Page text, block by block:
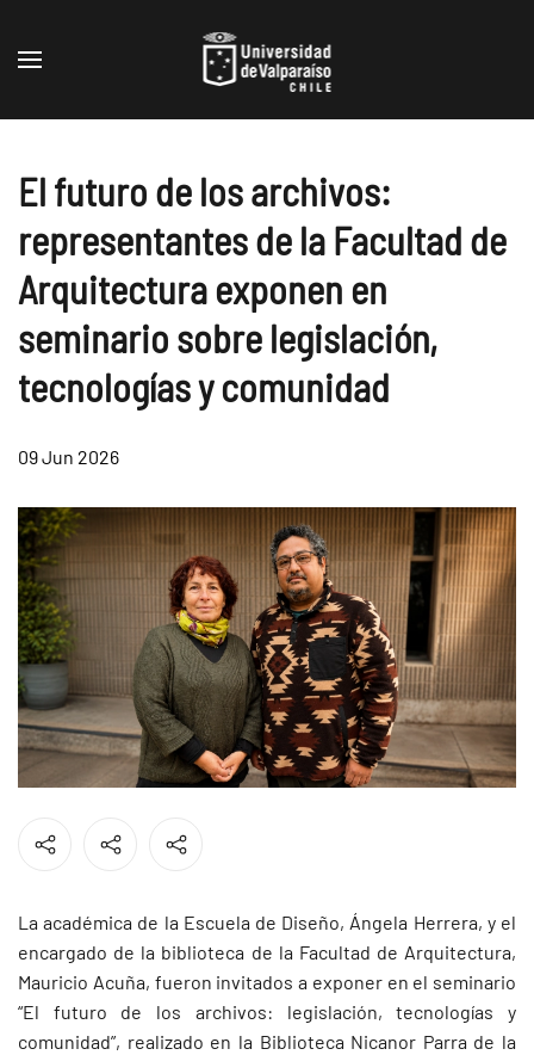
Skip to main content
El futuro de los archivos:
representantes de la Facultad de
Arquitectura exponen en
seminario sobre legislación,
tecnologías y comunidad
09 Jun 2026
La académica de la Escuela de Diseño, Ángela Herrera, y el
encargado de la biblioteca de la Facultad de Arquitectura,
Mauricio Acuña, fueron invitados a exponer en el seminario
“El futuro de los archivos: legislación, tecnologías y
comunidad”, realizado en la Biblioteca Nicanor Parra de la